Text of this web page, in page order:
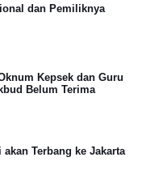
dan Pemiliknya
Kepsek dan Guru
Belum Terima
Terbang ke Jakarta